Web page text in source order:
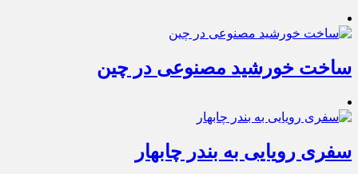
ساخت خورشید مصنوعی در چین
سفری رویایی به بندر چابهار